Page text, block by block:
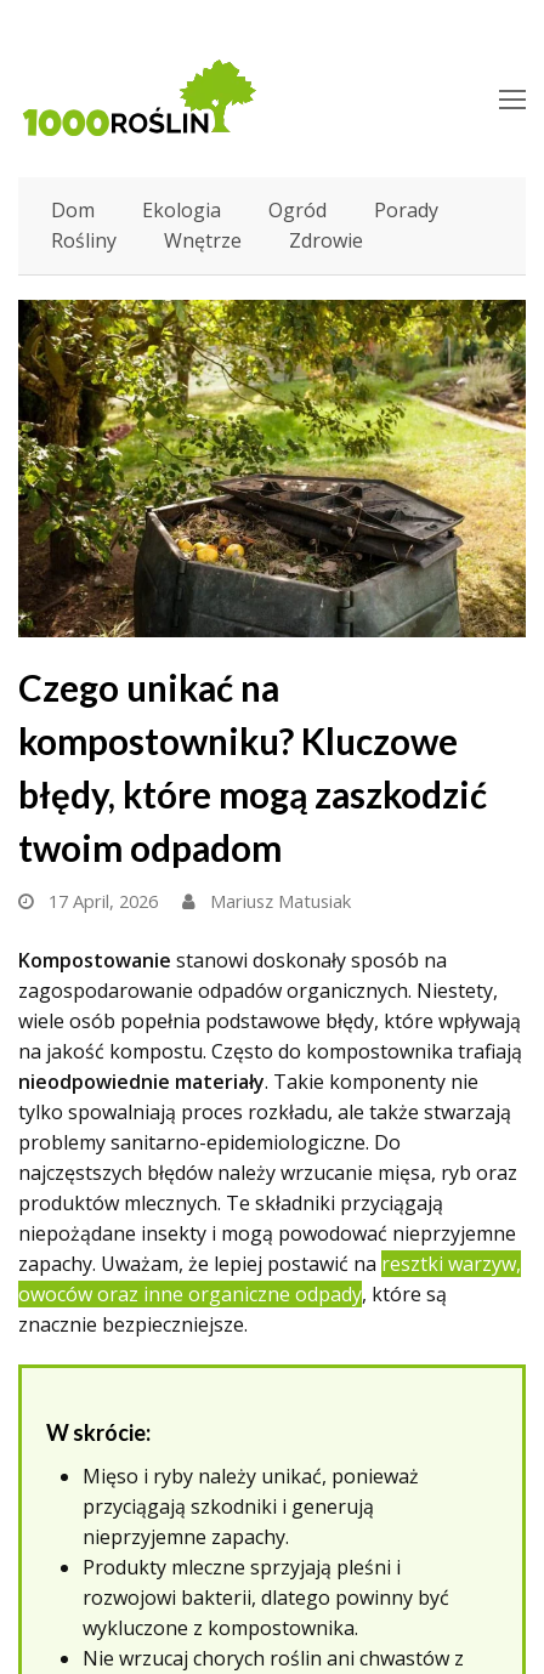
Dom Ekologia Ogród
Porady
Rośliny
Wnętrze Zdrowie
Czego unikać na
kompostowniku? Kluczowe
błędy, które mogą zaszkodzić
twoim odpadom
17 April, 2026 Mariusz Matusiak
Kompostowanie stanowi doskonały sposób na
zagospodarowanie odpadów organicznych. Niestety,
wiele osób popełnia podstawowe błędy, które wpływają
na jakość kompostu. Często do kompostownika trafiają
nieodpowiednie materiały. Takie komponenty nie
tylko spowalniają proces rozkładu, ale także stwarzają
problemy sanitarno-epidemiologiczne. Do
najczęstszych błędów należy wrzucanie mięsa, ryb oraz
produktów mlecznych. Te składniki przyciągają
niepożądane insekty i mogą powodować nieprzyjemne
zapachy. Uważam, że lepiej postawić na resztki warzyw,
owoców oraz inne organiczne odpady, które są
znacznie bezpieczniejsze.
W skrócie:
Mięso i ryby należy unikać, ponieważ
przyciągają szkodniki i generują
nieprzyjemne zapachy.
Produkty mleczne sprzyjają pleśni i
rozwojowi bakterii, dlatego powinny być
wykluczone z kompostownika.
Nie wrzucaj chorych roślin ani chwastów z